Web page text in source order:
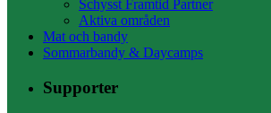
Schysst Framtid Partner
Aktiva områden
Mat och bandy
Sommarbandy & Daycamps
Supporter